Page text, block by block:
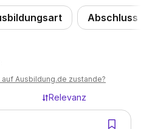
Abschluss
Ausbildung.de zustande?
Relevanz